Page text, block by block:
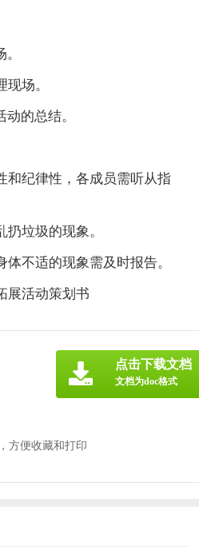
场。
的总结。
和纪律性，各成员需听从指
垃圾的现象。
不适的现象需及时报告。
展活动策划书
方便收藏和打印
点击下载文档
文档为doc格式